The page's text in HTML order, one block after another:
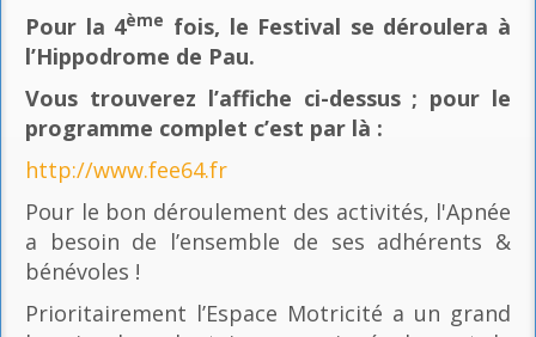
Pour la 4ème fois, le Festival se déroulera à
l’Hippodrome de Pau.
Vous trouverez l’affiche ci-dessus ; pour le
programme complet c’est par là :
http://www.fee64.fr
Pour le bon déroulement des activités, l'Apnée
a besoin de l’ensemble de ses adhérents &
bénévoles !
Prioritairement l’Espace Motricité a un grand